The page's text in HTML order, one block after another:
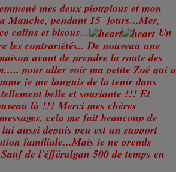
mes deux pioupious et mon
Manche, pendant 15 jours...Mer,
calins et bisous...
Un
les contrariétés.. De nouveau une
avant de prendre la route des
pour aller voir ma petite Zoé qui a
je me languis de la tenir dans
belle et souriante !!! Et
là !!! Merci mes chères
cela me fait beaucoup de
aussi depuis peu est un support
familiale...Mais je ne prends
de l'éfféralgan 500 de temps en